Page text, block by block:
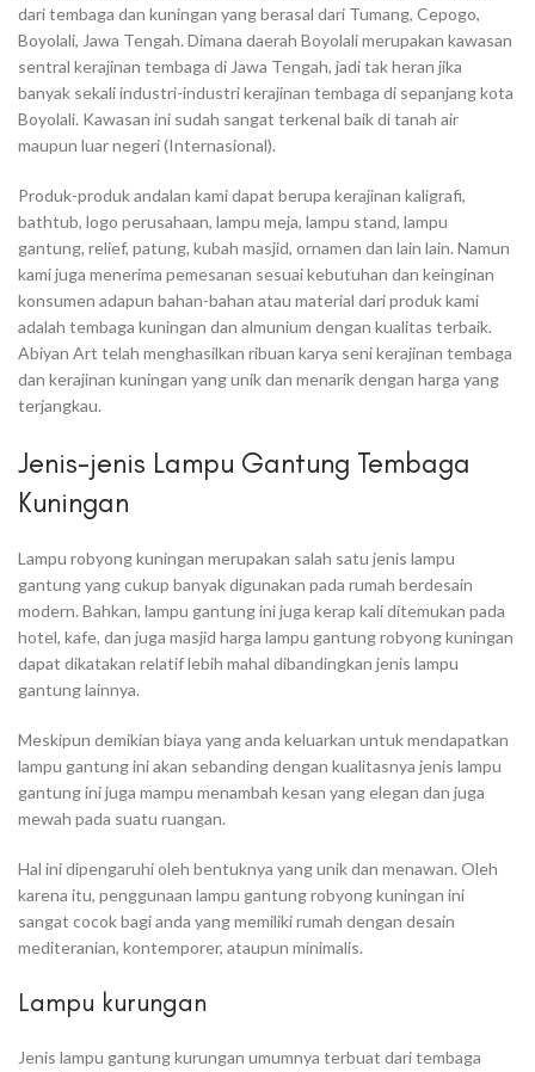
dari tembaga dan kuningan yang berasal dari Tumang, Cepogo,
Boyolali, Jawa Tengah. Dimana daerah Boyolali merupakan kawasan
sentral kerajinan tembaga di Jawa Tengah, jadi tak heran jika
banyak sekali industri-industri kerajinan tembaga di sepanjang kota
Boyolali. Kawasan ini sudah sangat terkenal baik di tanah air
maupun luar negeri (Internasional).
Produk-produk andalan kami dapat berupa kerajinan kaligrafi,
bathtub, logo perusahaan, lampu meja, lampu stand, lampu
gantung, relief, patung, kubah masjid, ornamen dan lain lain. Namun
kami juga menerima pemesanan sesuai kebutuhan dan keinginan
konsumen adapun bahan-bahan atau material dari produk kami
adalah tembaga kuningan dan almunium dengan kualitas terbaik.
Abiyan Art telah menghasilkan ribuan karya seni kerajinan tembaga
dan kerajinan kuningan yang unik dan menarik dengan harga yang
terjangkau.
Jenis-jenis Lampu Gantung Tembaga
Kuningan
Lampu robyong kuningan merupakan salah satu jenis lampu
gantung yang cukup banyak digunakan pada rumah berdesain
modern. Bahkan, lampu gantung ini juga kerap kali ditemukan pada
hotel, kafe, dan juga masjid harga lampu gantung robyong kuningan
dapat dikatakan relatif lebih mahal dibandingkan jenis lampu
gantung lainnya.
Meskipun demikian biaya yang anda keluarkan untuk mendapatkan
lampu gantung ini akan sebanding dengan kualitasnya jenis lampu
gantung ini juga mampu menambah kesan yang elegan dan juga
mewah pada suatu ruangan.
Hal ini dipengaruhi oleh bentuknya yang unik dan menawan. Oleh
karena itu, penggunaan lampu gantung robyong kuningan ini
sangat cocok bagi anda yang memiliki rumah dengan desain
mediteranian, kontemporer, ataupun minimalis.
Lampu kurungan
Jenis lampu gantung kurungan umumnya terbuat dari tembaga